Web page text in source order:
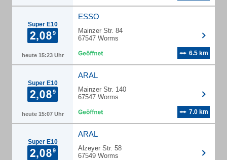
Super E10
heute 15:23 Uhr
ESSO
Mainzer Str. 84
67547 Worms
6.5 km
Super E10
heute 15:07 Uhr
ARAL
Mainzer Str. 140
67547 Worms
7.0 km
Super E10
ARAL
Alzeyer Str. 58
67549 Worms